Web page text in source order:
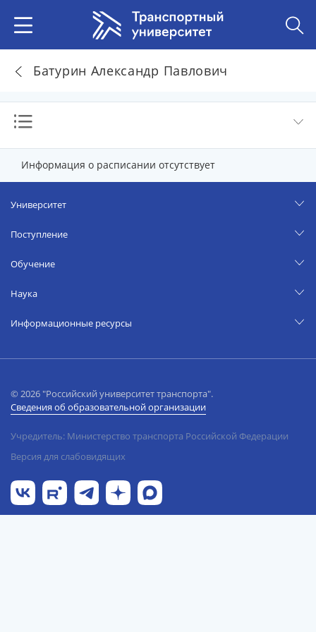
Батурин Александр Павлович
Информация о расписании отсутствует
Университет
Поступление
Обучение
Наука
Информационные ресурсы
© 2026 "Российский университет транспорта".
Сведения об образовательной организации
Учредитель: Министерство транспорта Российской Федерации
Версия для слабовидящих